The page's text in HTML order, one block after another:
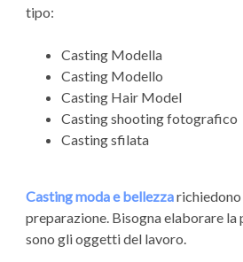
tipo:
Casting Modella
Casting Modello
Casting Hair Model
Casting shooting fotografico
Casting sfilata
Casting moda e bellezza
preparazione. Bisogna elaborare la
sono gli oggetti del lavoro.